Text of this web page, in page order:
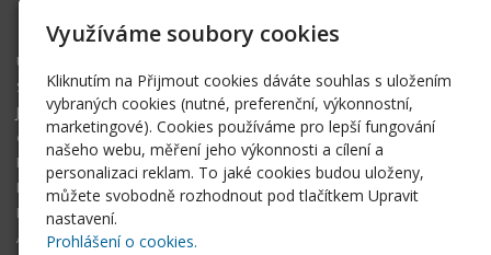
egovernment@egovernment.cz
Úvodní stránka
STUDIO
JIHLAVA
eOSOBNOST
ROK INFORMATIKY
MIKULOV
EGOVERNMENT THE BEST
ARCHIV MAGAZÍNU
Využíváme soubory cookies
Kliknutím na Přijmout cookies dáváte souhlas s uložením
vybraných cookies (nutné, preferenční, výkonnostní,
marketingové). Cookies používáme pro lepší fungování
našeho webu, měření jeho výkonnosti a cílení a
personalizaci reklam. To jaké cookies budou uloženy,
můžete svobodně rozhodnout pod tlačítkem Upravit
nastavení.
Prohlášení o cookies.